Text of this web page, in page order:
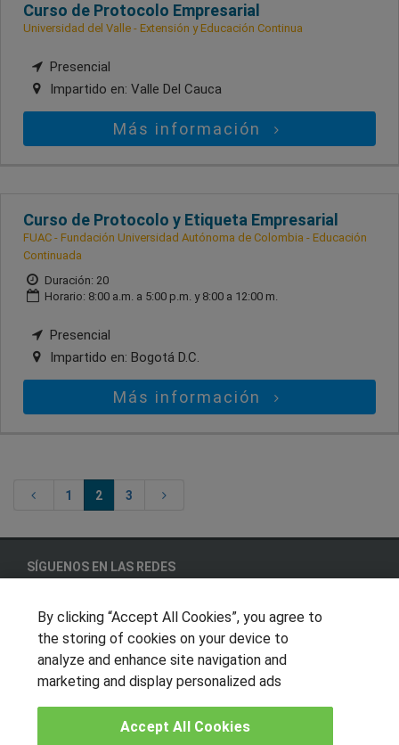
Curso de Protocolo Empresarial
Universidad del Valle - Extensión y Educación Continua
Presencial
Impartido en: Valle Del Cauca
Más información
Curso de Protocolo y Etiqueta Empresarial
FUAC - Fundación Universidad Autónoma de Colombia - Educación
Continuada
Duración: 20
Horario: 8:00 a.m. a 5:00 p.m. y 8:00 a 12:00 m.
Presencial
Impartido en: Bogotá D.C.
Más información
1 2 3
SÍGUENOS EN LAS REDES
OTROS GRUPOS DE INTERES
Muro de los idiomas
Hablemos de empleo
Locos por las becas
By clicking “Accept All Cookies”, you agree to
the storing of cookies on your device to
analyze and enhance site navigation and
marketing and display personalized ads
Accept All Cookies